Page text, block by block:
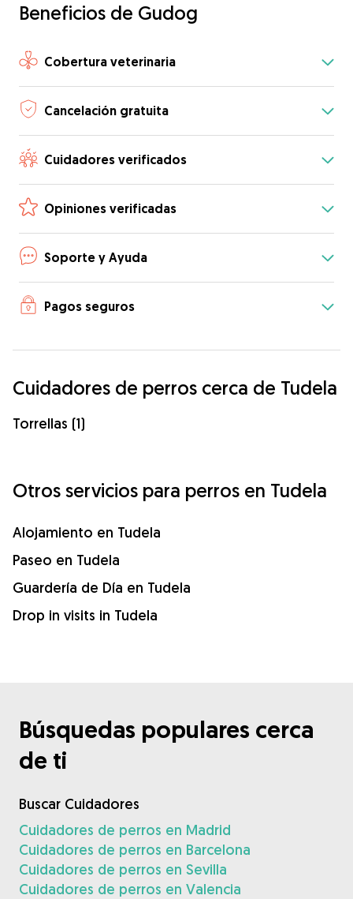
Beneficios de Gudog
Cobertura veterinaria
Cancelación gratuita
Cuidadores verificados
Opiniones verificadas
Soporte y Ayuda
Pagos seguros
Cuidadores de perros cerca de Tudela
Torrellas (1)
Otros servicios para perros en Tudela
Alojamiento en Tudela
Paseo en Tudela
Guardería de Día en Tudela
Drop in visits in Tudela
Búsquedas populares cerca
de ti
Buscar Cuidadores
Cuidadores de perros en Madrid
Cuidadores de perros en Barcelona
Cuidadores de perros en Sevilla
Cuidadores de perros en Valencia